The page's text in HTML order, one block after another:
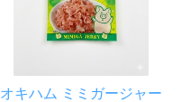
オキハム ミミガージャー